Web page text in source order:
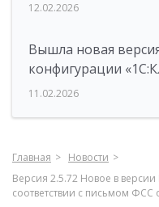
12.02.2026
Вышла новая
конфигурации
11.02.2026
Главная
Новости
Версия 2.5.72 Новое в
соответствии с письмом ФСС